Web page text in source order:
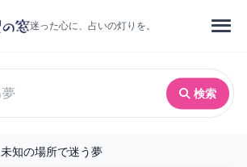
迷った心に、占いの灯りを。
検索
未知の場所で迷う夢